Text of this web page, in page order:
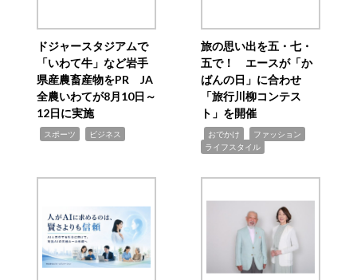
ドジャースタジアムで
「いわて牛」など岩手
県産農畜産物をPR JA
全農いわてが8月10日～
12日に実施
スポーツ ビジネス
旅の思い出を五・七・
五で！ エースが「か
ばんの日」に合わせ
「旅行川柳コンテス
ト」を開催
おでかけ ファッション
ライフスタイル